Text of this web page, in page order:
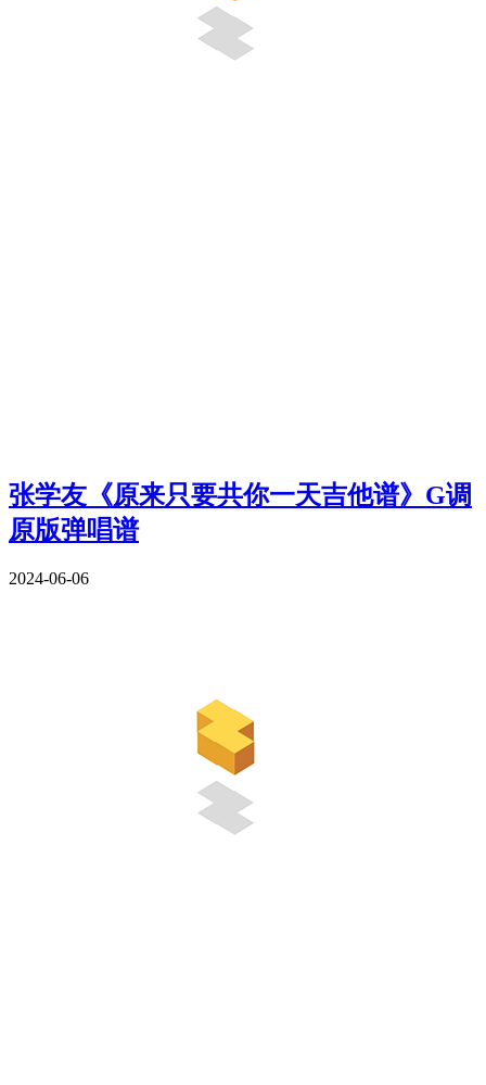
张学友《原来只要共你一天吉他谱》G调
原版弹唱谱
2024-06-06